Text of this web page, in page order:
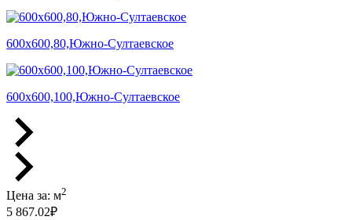
600х600,80,Южно-Султаевское
600х600,100,Южно-Султаевское
Цена за: м2
5 867.02₽